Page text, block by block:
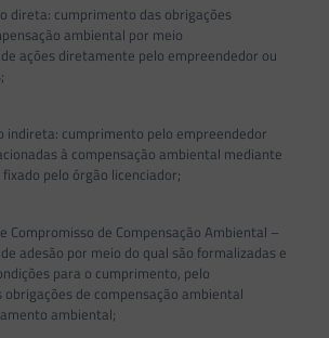
cumprimento das obrigações
ambiental por meio
ações diretamente pelo empreendedor ou
cumprimento pelo empreendedor
à compensação ambiental mediante
pelo órgão licenciador;
de Compensação Ambiental –
adesão por meio do qual são formalizadas e
para o cumprimento, pelo
obrigações de compensação ambiental
ambiental;